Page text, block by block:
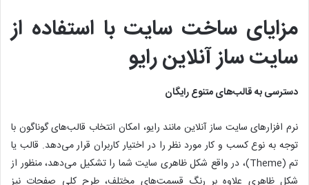
مزایای ساخت سایت با استفاده از
سایت ساز آنلاین رایو
دسترسی به قالب‌های متنوع رایگان
نرم افزارهای سایت ساز آنلاین مانند رایو، امکان انتخاب قالب‌های گوناگون با
توجه به نوع کسب و کار مورد نظر را در اختیار کاربران قرار می‌دهد. قالب یا
تم (Theme)، در واقع شکل ظاهری سایت شما را تشکیل می‌دهد، منظور از
شکل ظاهری علاوه بر رنگ قسمت‌های مختلف، طرح کلی صفحات نیز